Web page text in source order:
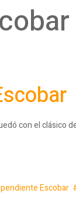
con el clásico
Escobar